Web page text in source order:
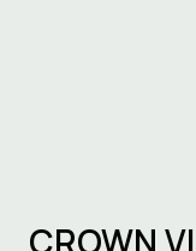
CROWN